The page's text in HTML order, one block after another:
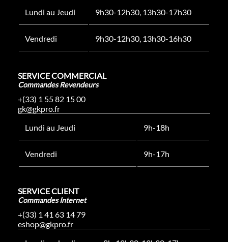
Lundi au Jeudi
9h30-12h30, 13h30-17h30
Vendredi 9h30-12h30, 13h30-16h30
SERVICE COMMERCIAL
Commandes Revendeurs
+(33) 1 55 82 15 00
gk@gkpro.fr
Lundi au Jeudi
9h-18h
Vendredi 9h-17h
SERVICE CLIENT
Commandes Internet
+(33) 1 41 63 14 79
eshop@gkpro.fr